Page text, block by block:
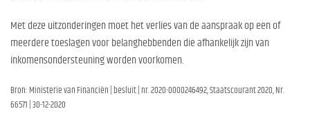
Met deze uitzonderingen moet het verlies van de aanspraak op een of
meerdere toeslagen voor belanghebbenden die afhankelijk zijn van
inkomensondersteuning worden voorkomen.
Bron: Ministerie van Financiën | besluit | nr. 2020-0000246492, Staatscourant 2020, Nr.
66571 | 30-12-2020